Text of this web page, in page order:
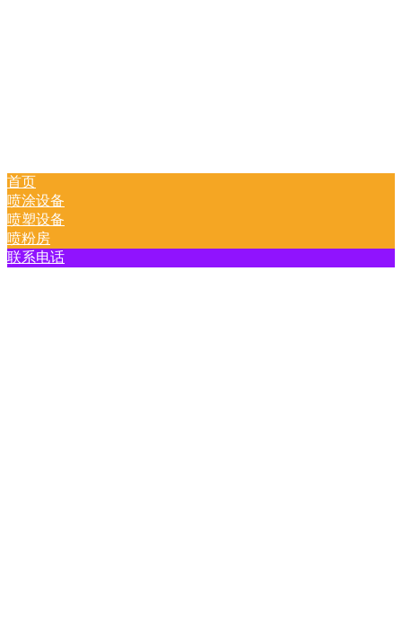
首页
喷涂设备
喷塑设备
喷粉房
联系电话